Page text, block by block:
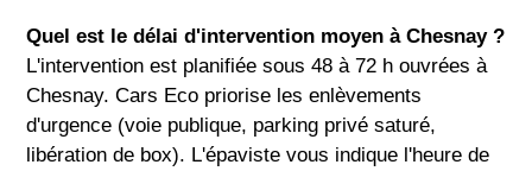
Quel est le délai d'intervention moyen à Chesnay ?
L'intervention est planifiée sous 48 à 72 h ouvrées à
Chesnay. Cars Eco priorise les enlèvements
d'urgence (voie publique, parking privé saturé,
libération de box). L'épaviste vous indique l'heure de